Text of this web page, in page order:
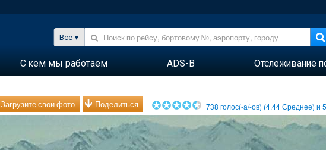
Всё
С кем мы работаем ADS-B Отслеживание
Загрузите свои фото Поделиться 738 голос(-а/-ов) (4.44Среднее) и